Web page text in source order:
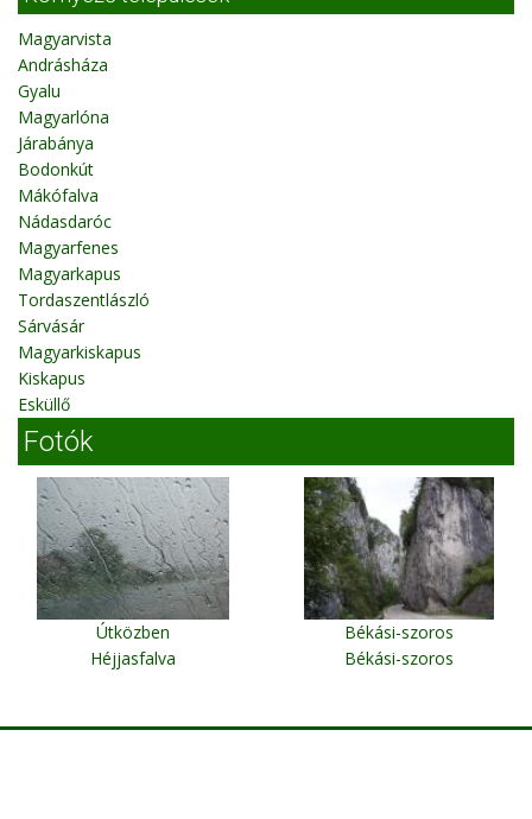
Magyarvista
Andrásháza
Gyalu
Magyarlóna
Járabánya
Bodonkút
Mákófalva
Nádasdaróc
Magyarfenes
Magyarkapus
Tordaszentlászló
Sárvásár
Magyarkiskapus
Kiskapus
Esküllő
Fotók
Útközben
Héjjasfalva
Békási-szoros
Békási-szoros